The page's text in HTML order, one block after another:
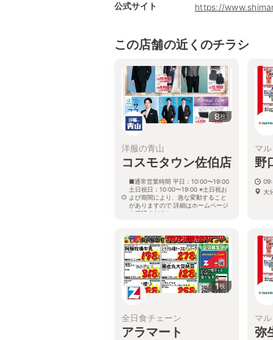
公式サイト https://
この店舗の近くのチラシ
8枚
洋服の青山
コスモタウン佐伯店
■通常営業時間 平日：10:00〜19:00
土日祝日：10:00〜19:00 ※土日祝お
よび期間により、急な変動すること
がありますので 詳細はホームページ
を確認ください
マ
野
大
1枚
全日食チェーン
アラマート
マ
弥